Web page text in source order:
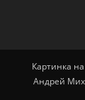
Картинка
Андрей